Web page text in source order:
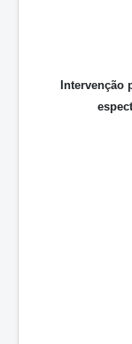
Intervenção